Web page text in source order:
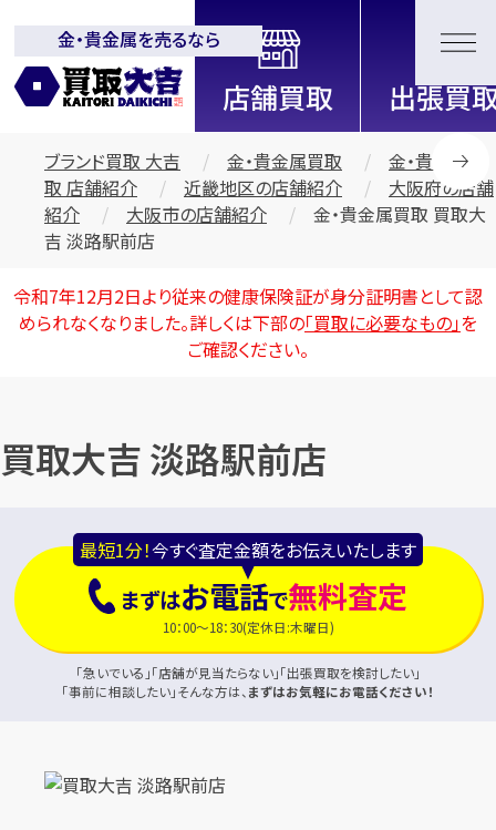
全国2200店舗以上展開中！
信頼と実績の買取専門店「買取大
吉」
金・貴金属を売るなら
ブランド買取 大吉 金・貴金属買取
金・貴金属買
取 店舗紹介
近畿地区の店舗紹介
大阪府の店舗
紹介
大阪市の店舗紹介
金・貴金属買取 買取大
吉 淡路駅前店
令和7年12月2日より従来の健康保険証が身分証明書として認
められなくなりました。詳しくは下部の「買取に必要なもの」を
ご確認ください。
買取大吉 淡路駅前店
最短1分！今すぐ査定金額をお伝えいたします
まずはお電話で無料査定
10：00～18：30(定休日:木曜日)
「急いでいる」「店舗が見当たらない」「出張買取を検討したい」
「事前に相談したい」そんな方は、まずはお気軽にお電話ください！